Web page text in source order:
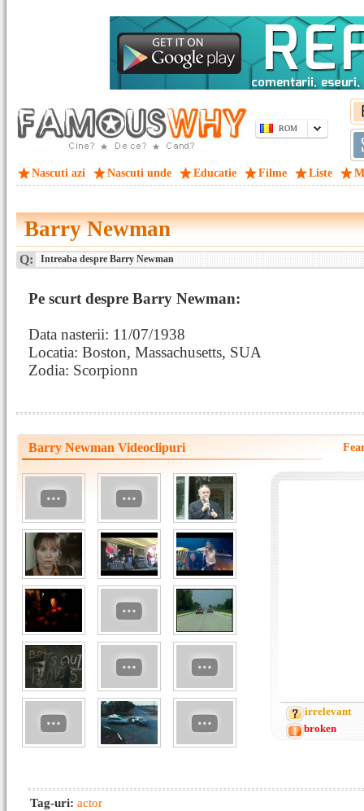
ROM
Nascuti azi Nascuti unde Educatie Filme Liste
Barry Newman
Q: Intreaba despre Barry Newman
Pe scurt despre Barry Newman:
Data nasterii: 11/07/1938
Locatia: Boston, Massachusetts, SUA
Zodia: Scorpionn
Barry Newman Videoclipuri
irrelevant
broken
Tag-uri: actor